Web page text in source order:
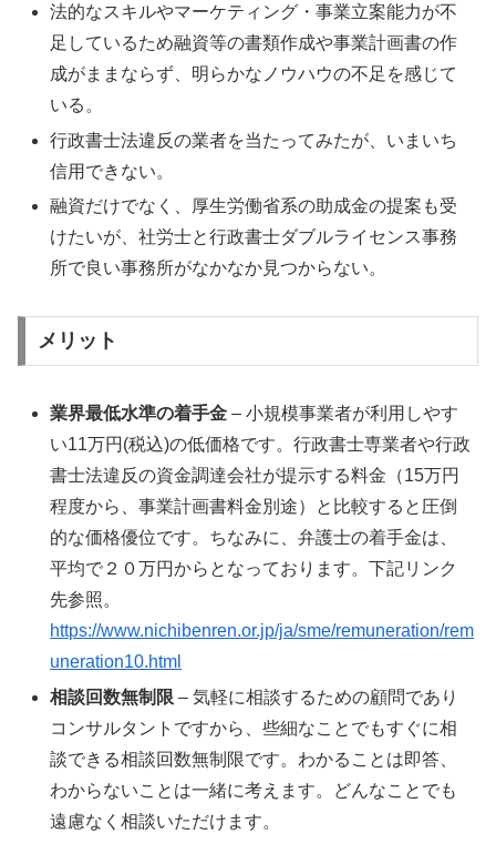
法的なスキルやマーケティング・事業立案能力が不
足しているため融資等の書類作成や事業計画書の作
成がままならず、明らかなノウハウの不足を感じて
いる。
行政書士法違反の業者を当たってみたが、いまいち
信用できない。
融資だけでなく、厚生労働省系の助成金の提案も受
けたいが、社労士と行政書士ダブルライセンス事務
所で良い事務所がなかなか見つからない。
メリット
業界最低水準の着手金 – 小規模事業者が利用しやす
い11万円(税込)の低価格です。行政書士専業者や行政
書士法違反の資金調達会社が提示する料金（15万円
程度から、事業計画書料金別途）と比較すると圧倒
的な価格優位です。ちなみに、弁護士の着手金は、
平均で２０万円からとなっております。下記リンク
先参照。
https://www.nichibenren.or.jp/ja/sme/remuneration/rem
uneration10.html
相談回数無制限 – 気軽に相談するための顧問であり
コンサルタントですから、些細なことでもすぐに相
談できる相談回数無制限です。わかることは即答、
わからないことは一緒に考えます。どんなことでも
遠慮なく相談いただけます。